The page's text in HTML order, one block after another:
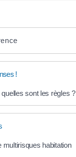
!
sont les règles ?
multirisques habitation